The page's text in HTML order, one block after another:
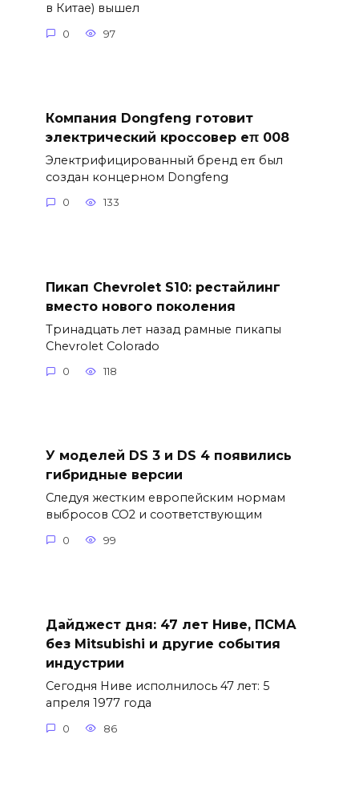
в Китае) вышел
0 97
Компания Dongfeng готовит
электрический кроссовер eπ 008
Электрифицированный бренд eπ был
создан концерном Dongfeng
0 133
Пикап Chevrolet S10: рестайлинг
вместо нового поколения
Тринадцать лет назад рамные пикапы
Chevrolet Colorado
0 118
У моделей DS 3 и DS 4 появились
гибридные версии
Следуя жестким европейским нормам
выбросов CO2 и соответствующим
0 99
Дайджест дня: 47 лет Ниве, ПСМА
без Mitsubishi и другие события
индустрии
Сегодня Ниве исполнилось 47 лет: 5
апреля 1977 года
0 86